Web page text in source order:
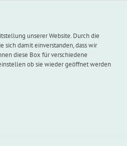
unserer Website. Durch die
sich damit einverstanden, dass wir
diese Box für verschiedene
ob sie wieder geöffnet werden